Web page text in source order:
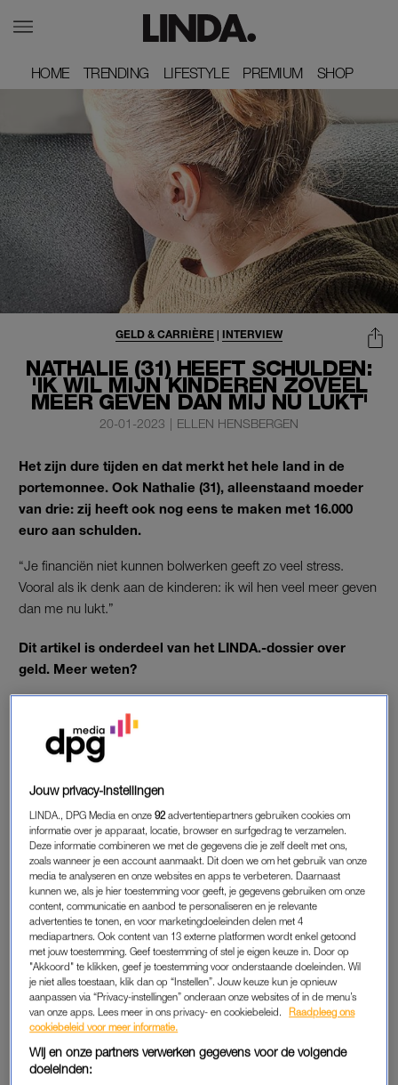
HOME
HOME TRENDING
TRENDING LIFESTYLE
LIFESTYLE PREMIUM
PREMIUM SHOP
SHOP
NATHALIE (31) HEEFT SCHULDEN:
'IK WIL MIJN KINDEREN ZOVEEL
MEER GEVEN DAN MIJ NU LUKT'
GELD & CARRIÈRE | INTERVIEW
20-01-2023 | ELLEN HENSBERGEN
Het zijn dure tijden en dat merkt het hele land in de
portemonnee. Ook Nathalie (31), alleenstaand moeder
van drie: zij heeft ook nog eens te maken met 16.000
euro aan schulden.
“Je financiën niet kunnen bolwerken geeft zo veel stress.
Vooral als ik denk aan de kinderen: ik wil hen veel meer geven
dan me nu lukt.”
Dit artikel is onderdeel van het LINDA.-dossier over
geld. Meer weten?
SCHULDEN
Aan het begin van de jarenlange relatie met haar ex-partner
werkt Nathalie voornamelijk als oproepkracht, in combinatie
met een weekendbaan. Daar verdient ze niet bijster veel mee,
dus heeft ze recht op een aantal toeslagen. Haar partner werkt
fulltime, maar verdient nét boven het minimumloon.
Als Nathalie van baan verandert en daarmee hun gezamenlijke
inkomen stijgt, raakt het stel hun recht op een aantal toeslagen
kwijt. Het verschil is voor hen moeilijk op te hoesten, waardoor
ze langzaam maar zeker een betalingsachterstand van
duizenden euro’s opbouwen. In combinatie met Nathalies
studieschuld loopt dit uiteindelijk op tot zo’n 16.000 euro.
Jouw privacy-instellingen
LINDA., DPG Media en onze92 advertentiepartners gebruiken cookies om
informatie over je apparaat, locatie, browser en surfgedrag te verzamelen.
Deze informatie combineren we met de gegevens die je zelf deelt met ons,
zoals wanneer je een account aanmaakt. Dit doen we om het gebruik van onze
media te analyseren en onze websites en apps te verbeteren. Daarnaast
kunnen we, als je hier toestemming voor geeft, je gegevens gebruiken om onze
content, communicatie en aanbod te personaliseren en je relevante
advertenties te tonen, en voor marketingdoeleinden delen met 4
mediapartners. Ook content van 13 externe platformen wordt enkel getoond
met jouw toestemming. Geef toestemming of stel je eigen keuze in. Door op
"Akkoord" te klikken, geef je toestemming voor onderstaande doeleinden. Wil
je niet alles toestaan, klik dan op “Instellen”. Jouw keuze kun je opnieuw
aanpassen via “Privacy-instellingen” onderaan onze websites of in de menu’s
van onze apps. Lees meer in ons privacy- en cookiebeleid.
Raadpleeg ons
cookiebeleid voor meer informatie.
Wij en onze partners verwerken gegevens voor de volgende
doeleinden: